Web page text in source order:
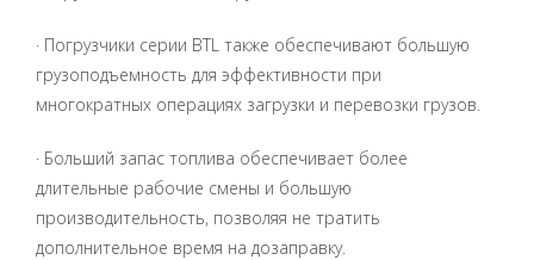
· Погрузчики серии BTL также обеспечивают большую
грузоподъемность для эффективности при
многократных операциях загрузки и перевозки грузов.
· Больший запас топлива обеспечивает более
длительные рабочие смены и большую
производительность, позволяя не тратить
дополнительное время на дозаправку.